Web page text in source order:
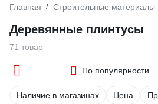
Главная / Строительные материалы
Деревянные плинтусы
71 товар
По популярности
Наличие в магазинах Цена